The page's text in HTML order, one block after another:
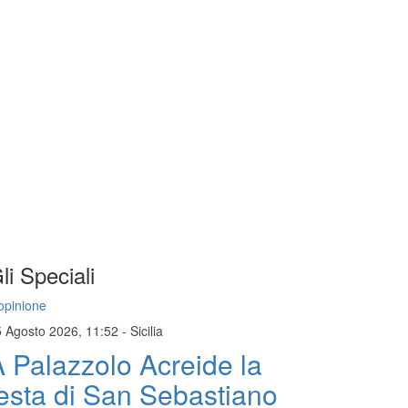
Speciali
Agosto 2026, 11:52 - Sicilia
Palazzolo Acreide la
di San Sebastiano